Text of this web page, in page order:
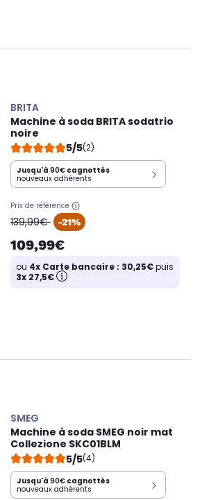
BRITA
Machine à soda BRITA sodatrio
noire
5/5(2)
Jusqu'à 90€ cagnottés
nouveaux adhérents
Prix de référence
oldPrice
139,99€ -21%
109,99€
ou 4x Carte bancaire : 30,25€puis
3x 27,5€
SMEG
Machine à soda SMEG noir mat
Collezione SKC01BLM
5/5(4)
Jusqu'à 90€ cagnottés
nouveaux adhérents